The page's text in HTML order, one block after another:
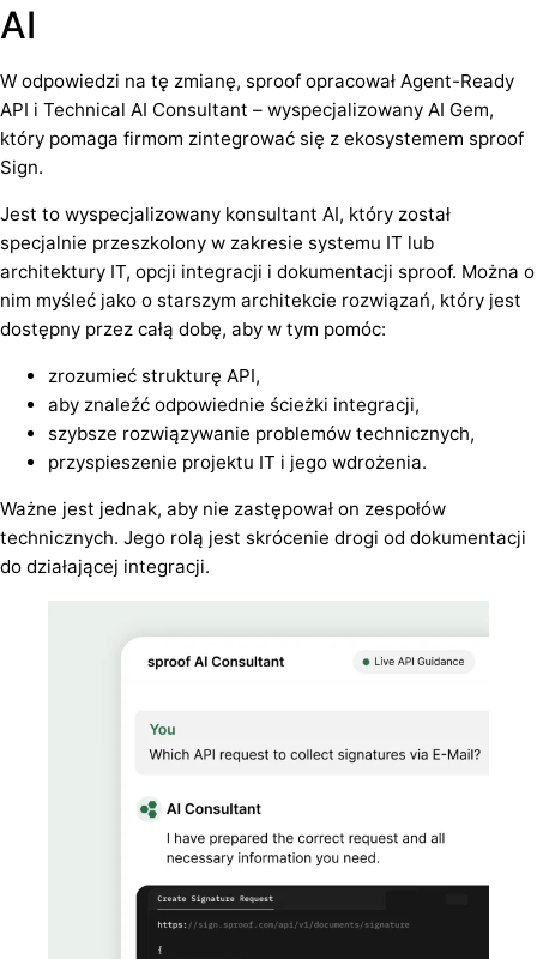
AI
W odpowiedzi na tę zmianę, sproof opracował Agent-Ready
API i Technical AI Consultant – wyspecjalizowany AI Gem,
który pomaga firmom zintegrować się z ekosystemem sproof
Sign.
Jest to wyspecjalizowany konsultant AI, który został
specjalnie przeszkolony w zakresie systemu IT lub
architektury IT, opcji integracji i dokumentacji sproof. Można o
nim myśleć jako o starszym architekcie rozwiązań, który jest
dostępny przez całą dobę, aby w tym pomóc:
zrozumieć strukturę API,
aby znaleźć odpowiednie ścieżki integracji,
szybsze rozwiązywanie problemów technicznych,
przyspieszenie projektu IT i jego wdrożenia.
Ważne jest jednak, aby nie zastępował on zespołów
technicznych. Jego rolą jest skrócenie drogi od dokumentacji
do działającej integracji.